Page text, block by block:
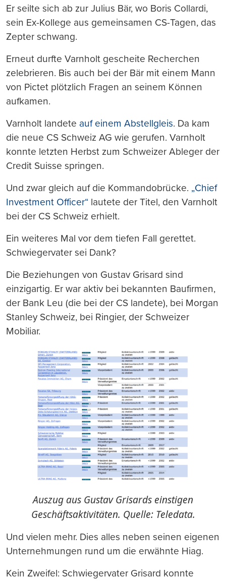
Er seilte sich ab zur Julius Bär, wo Boris Collardi,
sein Ex-Kollege aus gemeinsamen CS-Tagen, das
Zepter schwang.
Erneut durfte Varnholt gescheite Recherchen
zelebrieren. Bis auch bei der Bär mit einem Mann
von Pictet plötzlich Fragen an seinem Können
aufkamen.
Varnholt landete auf einem Abstellgleis. Da kam
die neue CS Schweiz AG wie gerufen. Varnholt
konnte letzten Herbst zum Schweizer Ableger der
Credit Suisse springen.
Und zwar gleich auf die Kommandobrücke. „Chief
Investment Officer“ lautete der Titel, den Varnholt
bei der CS Schweiz erhielt.
Ein weiteres Mal vor dem tiefen Fall gerettet.
Schwiegervater sei Dank?
Die Beziehungen von Gustav Grisard sind
einzigartig. Er war aktiv bei bekannten Baufirmen,
der Bank Leu (die bei der CS landete), bei Morgan
Stanley Schweiz, bei Ringier, der Schweizer
Mobiliar.
Auszug aus Gustav Grisards einstigen
Geschäftsaktivitäten. Quelle: Teledata.
Und vielen mehr. Dies alles neben seinen eigenen
Unternehmungen rund um die erwähnte Hiag.
Kein Zweifel: Schwiegervater Grisard konnte